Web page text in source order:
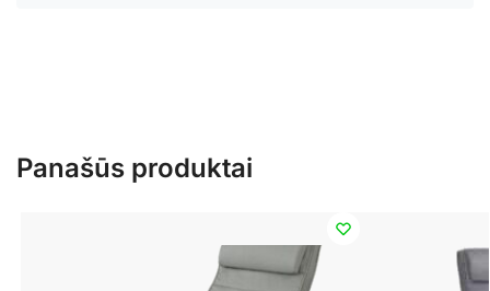
Panašūs produktai